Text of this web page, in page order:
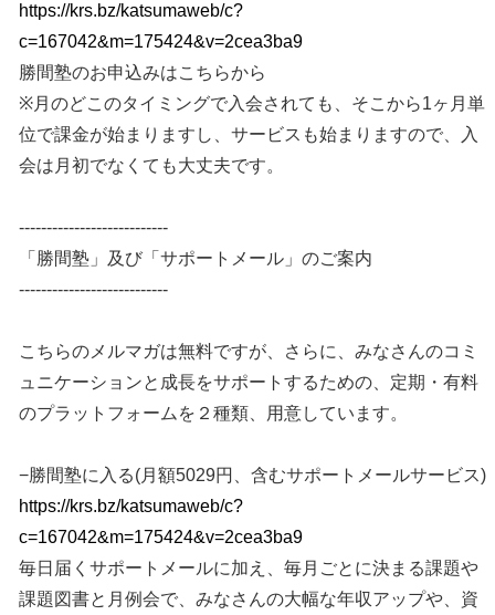
https://krs.bz/katsumaweb/c?
c=167042&m=175424&v=2cea3ba9
勝間塾のお申込みはこちらから
※月のどこのタイミングで入会されても、そこから1ヶ月単
位で課金が始まりますし、サービスも始まりますので、入
会は月初でなくても大丈夫です。
---------------------------
「勝間塾」及び「サポートメール」のご案内
---------------------------
こちらのメルマガは無料ですが、さらに、みなさんのコミ
ュニケーションと成長をサポートするための、定期・有料
のプラットフォームを２種類、用意しています。
−勝間塾に入る(月額5029円、含むサポートメールサービス)
https://krs.bz/katsumaweb/c?
c=167042&m=175424&v=2cea3ba9
毎日届くサポートメールに加え、毎月ごとに決まる課題や
課題図書と月例会で、みなさんの大幅な年収アップや、資